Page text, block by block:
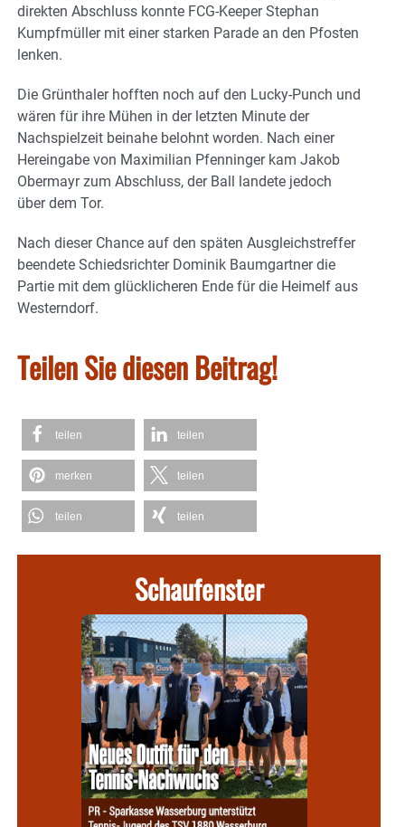
direkten Abschluss konnte FCG-Keeper Stephan
Kumpfmüller mit einer starken Parade an den Pfosten
lenken.
Die Grünthaler hofften noch auf den Lucky-Punch und
wären für ihre Mühen in der letzten Minute der
Nachspielzeit beinahe belohnt worden. Nach einer
Hereingabe von Maximilian Pfenninger kam Jakob
Obermayr zum Abschluss, der Ball landete jedoch
über dem Tor.
Nach dieser Chance auf den späten Ausgleichstreffer
beendete Schiedsrichter Dominik Baumgartner die
Partie mit dem glücklicheren Ende für die Heimelf aus
Westerndorf.
Teilen Sie diesen Beitrag!
teilen teilen
merken teilen
teilen teilen
Schaufenster